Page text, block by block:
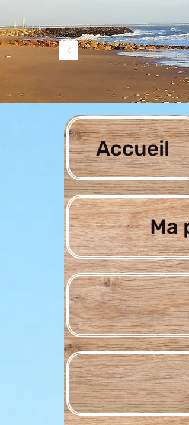
Accueil
Ma